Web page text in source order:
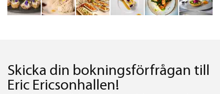
Skicka din bokningsförfrågan till
Eric Ericsonhallen!